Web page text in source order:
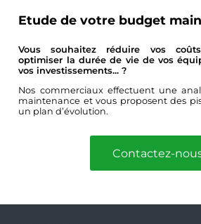
Etude de votre budget
Vous souhaitez réduire vos
optimiser la durée de vie de vos
vos investissements... ?
Nos commerciaux effectuent une
maintenance et vous proposent des
un plan d’évolution.
Contactez-